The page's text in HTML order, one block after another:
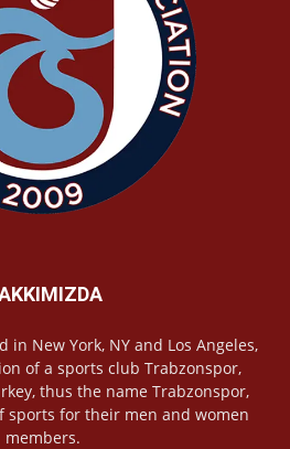
in New York, NY and Los Angeles,
of a sports club Trabzonspor,
thus the name Trabzonspor,
sports for their men and women
members.